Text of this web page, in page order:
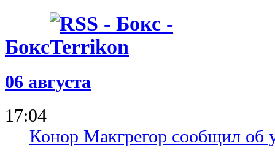
Бокс
06 августа
17:04
Конор Макгрегор сообщил об